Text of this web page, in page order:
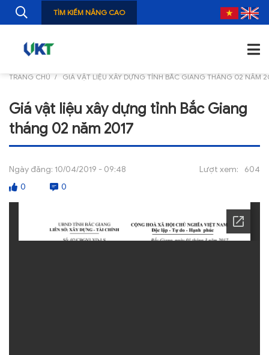
GIỚI THIỆU
TIN TỨC
NGHIÊN CỨU
ẤN PHẨM
TƯ VẤN
TÌM KIẾM NÂNG CAO
TRANG CHỦ GIÁ VẬT LIỆU XÂY DỰNG TỈNH BẮC GIANG THÁNG 02 NĂM
Giá vật liệu xây dựng tỉnh Bắc Giang
tháng 02 năm 2017
Ngày đăng: 10/04/2019 - 09:48 Lượt xem:
604
0
0